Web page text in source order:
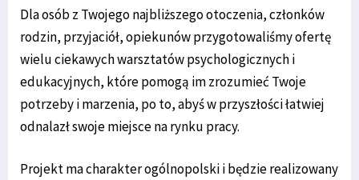
Dla osób z Twojego najbliższego otoczenia, członków
rodzin, przyjaciół, opiekunów przygotowaliśmy ofertę
wielu ciekawych warsztatów psychologicznych i
edukacyjnych, które pomogą im zrozumieć Twoje
potrzeby i marzenia, po to, abyś w przyszłości łatwiej
odnalazł swoje miejsce na rynku pracy.
Projekt ma charakter ogólnopolski i będzie realizowany